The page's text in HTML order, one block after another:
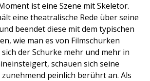
ist eine Szene mit Skeletor.
eine theatralische Rede über seine
beendet diese mit dem typischen
wie man es von Filmschurken
der Schurke mehr und mehr in
schauen sich seine
peinlich berührt an. Als